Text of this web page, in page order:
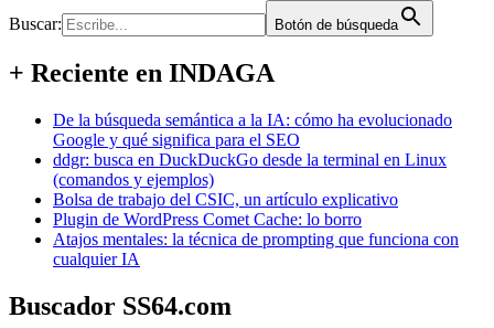
Buscar: Botón de búsqueda
+ Reciente en INDAGA
De la búsqueda semántica a la IA: cómo ha evolucionado
Google y qué significa para el SEO
ddgr: busca en DuckDuckGo desde la terminal en Linux
(comandos y ejemplos)
Bolsa de trabajo del CSIC, un artículo explicativo
Plugin de WordPress Comet Cache: lo borro
Atajos mentales: la técnica de prompting que funciona con
cualquier IA
Buscador SS64.com